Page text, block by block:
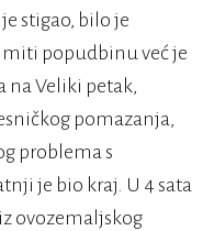
stigao, bilo je
popudbinu već je
na Veliki petak,
pomazanja,
problema s
je bio kraj. U 4 sata
ovozemaljskog